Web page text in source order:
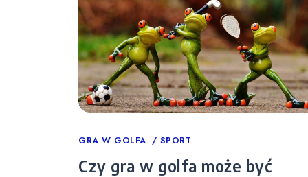
Categories
GRA W GOLFA SPORT
Czy gra w golfa może być